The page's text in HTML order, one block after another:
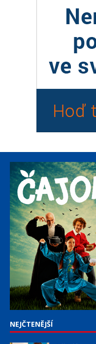
NEJČTENĚJŠÍ